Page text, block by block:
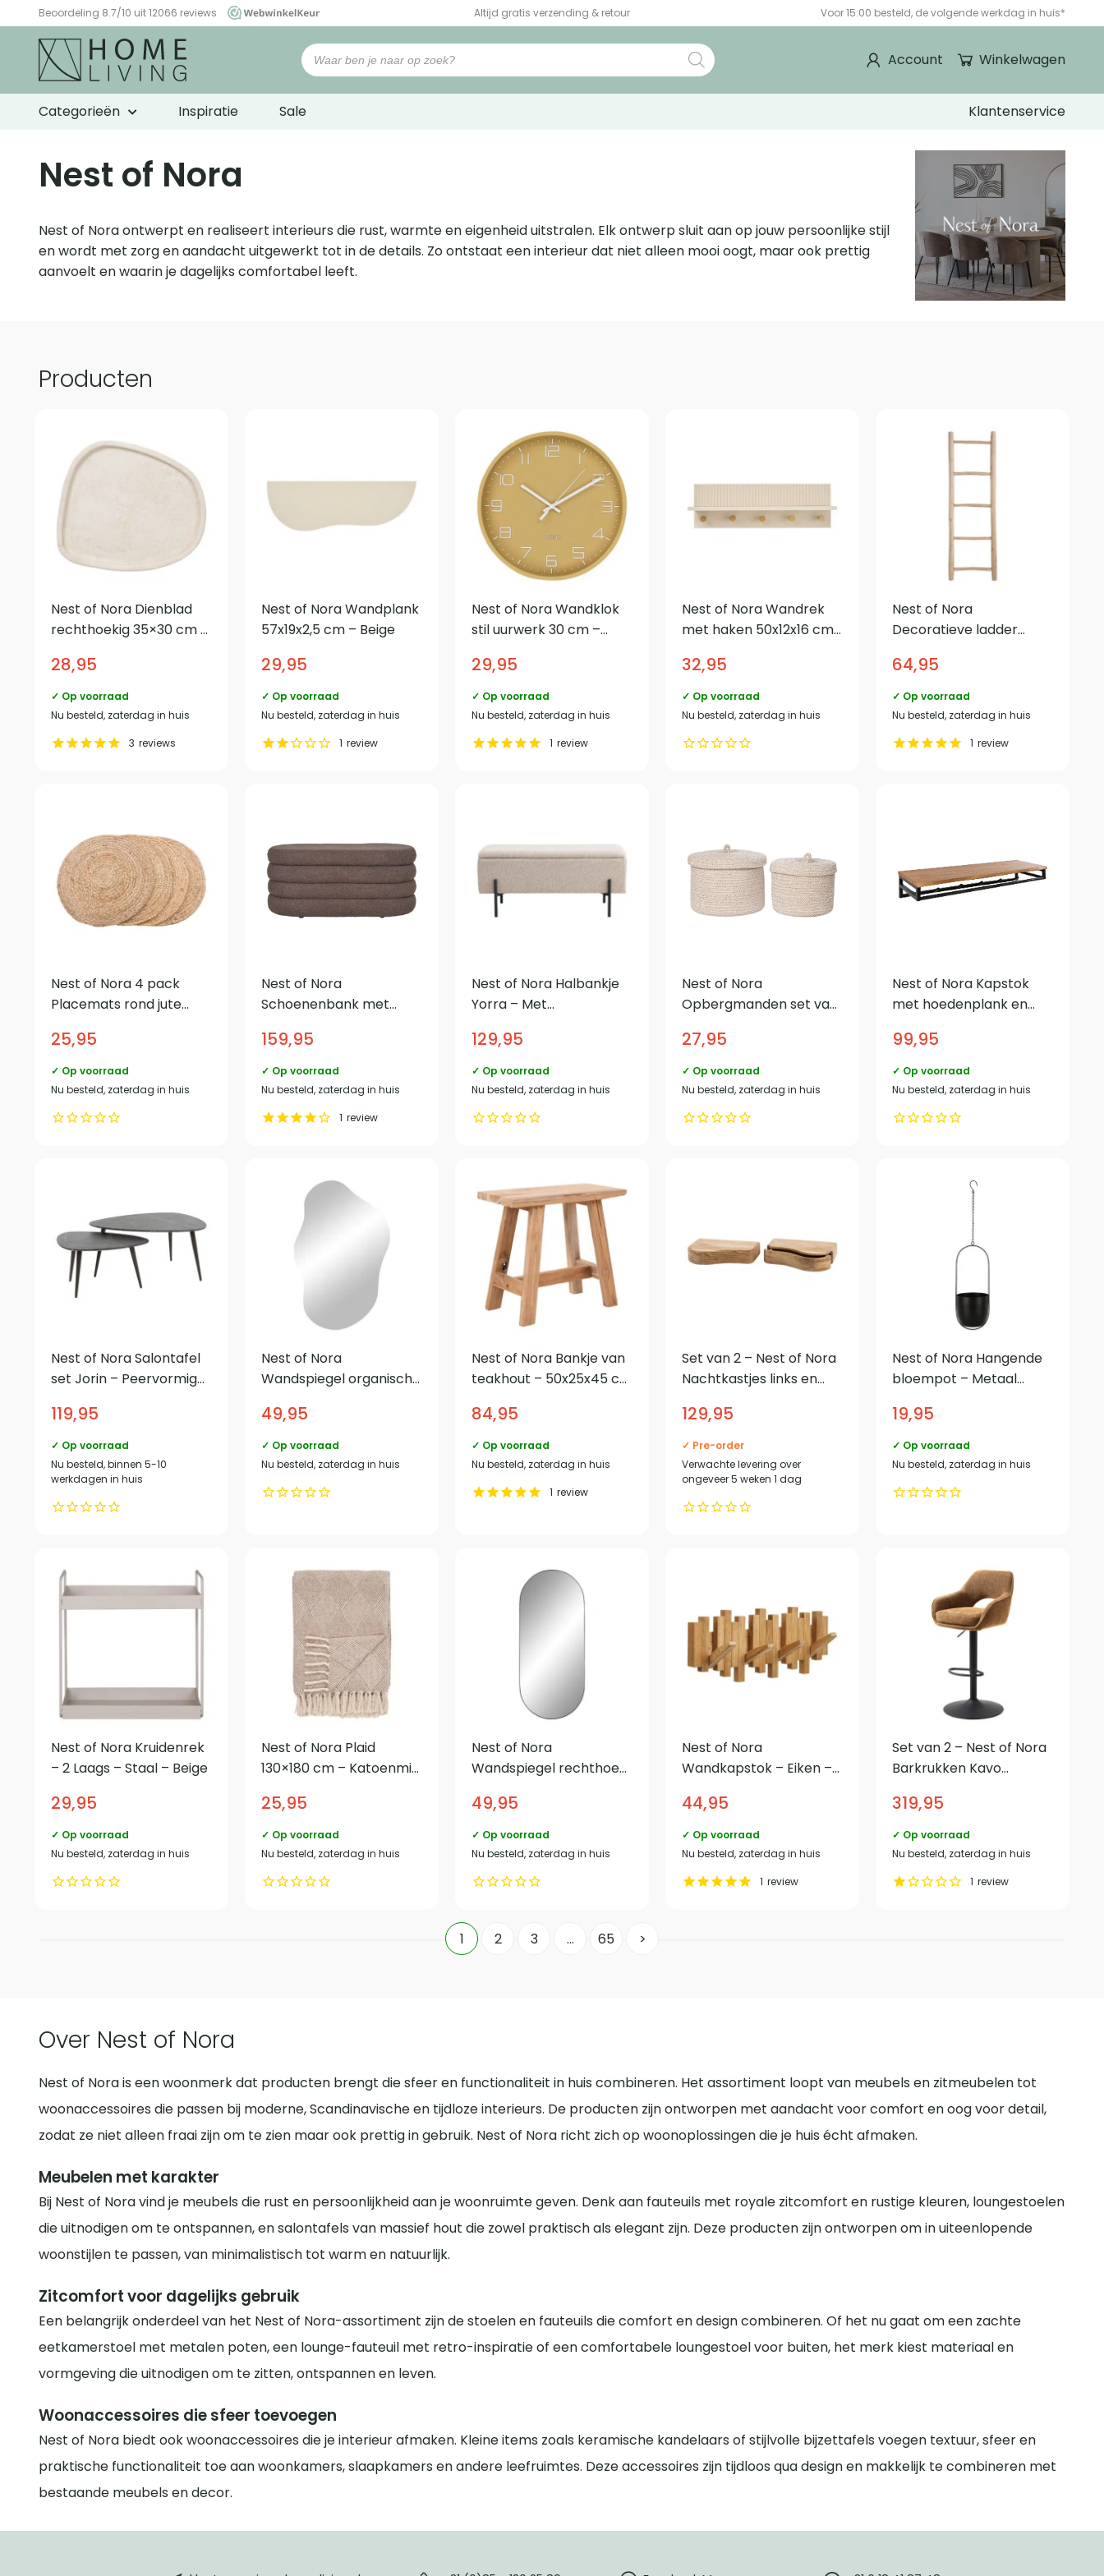
Beoordeling 8.7/10 uit 12066 reviews
WebwinkelKeur
Altijd gratis verzending & retour Voor 15:00 besteld, de volgende werkdag in huis*
Winkelwagen
Account
Categorieën Inspiratie Sale Klantenservice
Nest of Nora
Nest of Nora ontwerpt en realiseert interieurs die rust, warmte en eigenheid uitstralen. Elk ontwerp sluit aan op jouw persoonlijke stijl
en wordt met zorg en aandacht uitgewerkt tot in de details. Zo ontstaat een interieur dat niet alleen mooi oogt, maar ook prettig
aanvoelt en waarin je dagelijks comfortabel leeft.
Producten
Nest of Nora Dienblad
rechthoekig 35×30 cm –
28,95
✓ Op voorraad
Nu besteld, zaterdag in huis
3 reviews
Nest of Nora Wandplank
57x19x2,5 cm – Beige
29,95
✓ Op voorraad
Nu besteld, zaterdag in huis
1 review
Nest of Nora Wandklok
stil uurwerk 30 cm –
29,95
✓ Op voorraad
Nu besteld, zaterdag in huis
1 review
Nest of Nora Wandrek
met haken 50x12x16 cm
32,95
✓ Op voorraad
Nu besteld, zaterdag in huis
Nest of Nora
Decoratieve ladder
50×150 cm – Natural
64,95
✓ Op voorraad
Nu besteld, zaterdag in huis
1 review
Nest of Nora 4 pack
Placemats rond jute
Natural
25,95
✓ Op voorraad
Nu besteld, zaterdag in huis
Nest of Nora
Schoenenbank met
– Bruin
159,95
✓ Op voorraad
Nu besteld, zaterdag in huis
1 review
Nest of Nora Halbankje
Yorra – Met
95×36.5×43 cm – Beige
bouclé
129,95
✓ Op voorraad
Nu besteld, zaterdag in huis
Nest of Nora
Opbergmanden set van
– Beige
27,95
✓ Op voorraad
Nu besteld, zaterdag in huis
Nest of Nora Kapstok
met hoedenplank en
99,95
✓ Op voorraad
Nu besteld, zaterdag in huis
Nest of Nora Salontafel
set Jorin – Peervormig
bijzettafel – Grafiet
119,95
✓ Op voorraad
Nu besteld, binnen 5-10
werkdagen in huis
Nest of Nora
Wandspiegel organische
49,95
✓ Op voorraad
Nu besteld, zaterdag in huis
Nest of Nora Bankje van
teakhout – 50x25x45 cm
84,95
✓ Op voorraad
Nu besteld, zaterdag in huis
1 review
Set van 2 – Nest of Nora
Nachtkastjes links en
Acacia
129,95
✓ Pre-order
Verwachte levering over
ongeveer 5 weken 1 dag
Nest of Nora Hangende
bloempot – Metaal
Zwart
19,95
✓ Op voorraad
Nu besteld, zaterdag in huis
Nest of Nora Kruidenrek
– 2 Laags – Staal – Beige
29,95
✓ Op voorraad
Nu besteld, zaterdag in huis
Nest of Nora Plaid
130×180 cm – Katoenmix
25,95
✓ Op voorraad
Nu besteld, zaterdag in huis
Nest of Nora
Wandspiegel rechthoek
Zwart
49,95
✓ Op voorraad
Nu besteld, zaterdag in huis
Nest of Nora
Wandkapstok – Eiken –
44,95
✓ Op voorraad
Nu besteld, zaterdag in huis
1 review
Set van 2 – Nest of Nora
Barkrukken Kavo
armleuningen draaibaar
– Chenille – Roest
319,95
✓ Op voorraad
Nu besteld, zaterdag in huis
1 review
1 2 3 … 65 >
Over Nest of Nora
Nest of Nora is een woonmerk dat producten brengt die sfeer en functionaliteit in huis combineren. Het assortiment loopt van meubels en zitmeubelen tot
woonaccessoires die passen bij moderne, Scandinavische en tijdloze interieurs. De producten zijn ontworpen met aandacht voor comfort en oog voor detail,
zodat ze niet alleen fraai zijn om te zien maar ook prettig in gebruik. Nest of Nora richt zich op woonoplossingen die je huis écht afmaken.
Meubelen met karakter
Bij Nest of Nora vind je meubels die rust en persoonlijkheid aan je woonruimte geven. Denk aan fauteuils met royale zitcomfort en rustige kleuren, loungestoelen
die uitnodigen om te ontspannen, en salontafels van massief hout die zowel praktisch als elegant zijn. Deze producten zijn ontworpen om in uiteenlopende
woonstijlen te passen, van minimalistisch tot warm en natuurlijk.
Zitcomfort voor dagelijks gebruik
Een belangrijk onderdeel van het Nest of Nora-assortiment zijn de stoelen en fauteuils die comfort en design combineren. Of het nu gaat om een zachte
eetkamerstoel met metalen poten, een lounge-fauteuil met retro-inspiratie of een comfortabele loungestoel voor buiten, het merk kiest materiaal en
vormgeving die uitnodigen om te zitten, ontspannen en leven.
Woonaccessoires die sfeer toevoegen
Nest of Nora biedt ook woonaccessoires die je interieur afmaken. Kleine items zoals keramische kandelaars of stijlvolle bijzettafels voegen textuur, sfeer en
praktische functionaliteit toe aan woonkamers, slaapkamers en andere leefruimtes. Deze accessoires zijn tijdloos qua design en makkelijk te combineren met
bestaande meubels en decor.